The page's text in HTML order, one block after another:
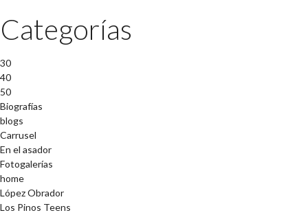
Categorías
30
40
50
Biografías
blogs
Carrusel
En el asador
Fotogalerías
home
López Obrador
Los Pinos Teens